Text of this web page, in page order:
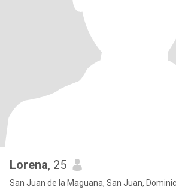
Lorena, 25
San Juan de la Maguana, San Juan,